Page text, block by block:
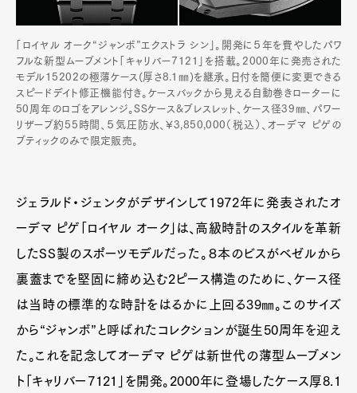
「ロイヤル オーク“ジャンボ”エクストラ シン」。開発に５年を費やしたパワ
フルな新型ムーブメント「キャリバー7121」を搭載。2000年に発売された
モデル15202の極薄ケース(厚さ8.1㎜)を継承。日付を簡便に変更できる
スピードデイト修正機能付き。ケースバックから見える自動巻きローターに
50周年のロゴをアレンジ。SSケース&ブレスレット、ケース径39㎜、パワー
リザーブ約55時間、５気圧防水、¥3,850,000（税込）、オーデマ ピゲの
ブティックのみで限定販売。
ジェラルド・ジェンタがデザインして1972年に発表されたオ
ーデマ ピゲ「ロイヤル オーク」は、高級時計のスタイルを革新
したSS製のスポーツモデルだった。８本のビスがベゼルから
裏蓋までを堅固に締め込む2ピース構造のために、ケース径
は当時の標準的な時計をはるかに上回る39㎜。このサイズ
から“ジャンボ”と呼ばれたコレクションが誕生50周年を迎え
た。これを記念してオーデマ ピゲは新世代の薄型ムーブメン
ト「キャリバー7121」を開発。2000年に登場したケース厚8.1